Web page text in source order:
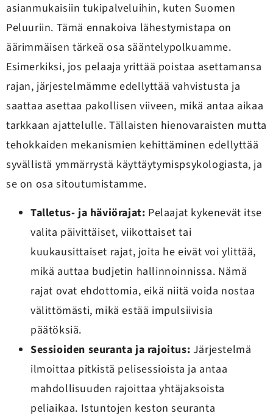
asianmukaisiin tukipalveluihin, kuten Suomen
Peluuriin. Tämä ennakoiva lähestymistapa on
äärimmäisen tärkeä osa sääntelypolkuamme.
Esimerkiksi, jos pelaaja yrittää poistaa asettamansa
rajan, järjestelmämme edellyttää vahvistusta ja
saattaa asettaa pakollisen viiveen, mikä antaa aikaa
tarkkaan ajattelulle. Tällaisten hienovaraisten mutta
tehokkaiden mekanismien kehittäminen edellyttää
syvällistä ymmärrystä käyttäytymispsykologiasta, ja
se on osa sitoutumistamme.
Talletus- ja häviörajat: Pelaajat kykenevät itse
valita päivittäiset, viikottaiset tai
kuukausittaiset rajat, joita he eivät voi ylittää,
mikä auttaa budjetin hallinnoinnissa. Nämä
rajat ovat ehdottomia, eikä niitä voida nostaa
välittömästi, mikä estää impulsiivisia
päätöksiä.
Sessioiden seuranta ja rajoitus: Järjestelmä
ilmoittaa pitkistä pelisessioista ja antaa
mahdollisuuden rajoittaa yhtäjaksoista
peliaikaa. Istuntojen keston seuranta